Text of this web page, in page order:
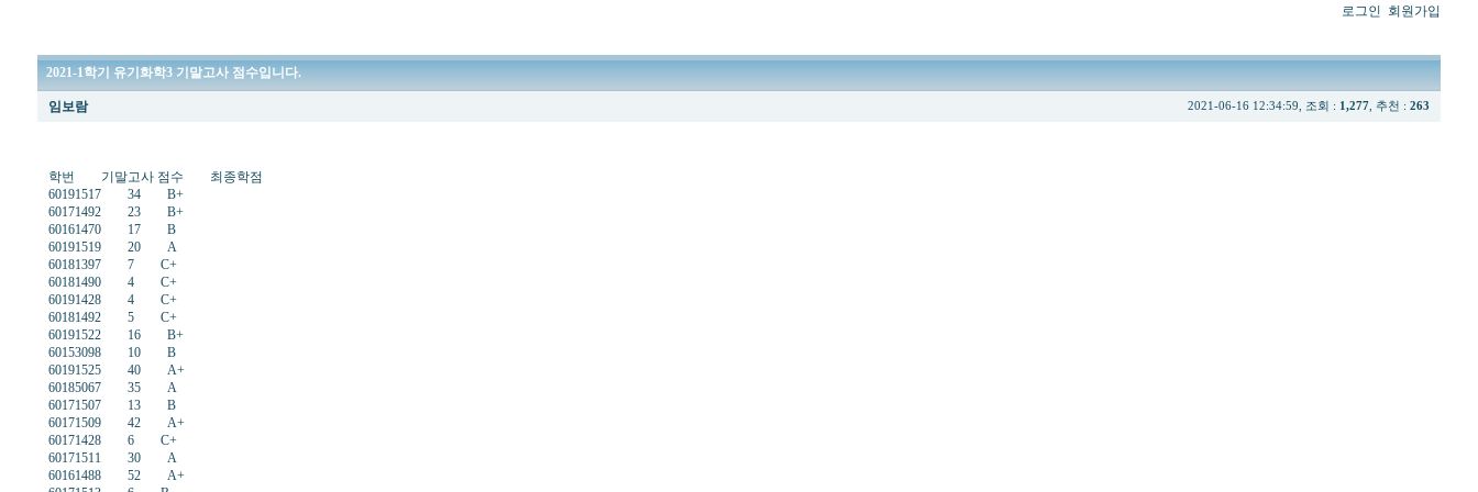
로그인 회원가입
2021-1학기 유기화학3 기말고사 점수입니다.
임보람 2021-06-16 12:34:59, 조회 : 1,277 , 추천 : 263
학번 기말고사 점수 최종학점
60191517 34 B+
60171492 23 B+
60161470 17 B
60191519 20 A
60181397 7 C+
60181490 4 C+
60191428 4 C+
60181492 5 C+
60191522 16 B+
60153098 10 B
60191525 40 A+
60185067 35 A
60171507 13 B
60171509 42 A+
60171428 6 C+
60171511 30 A
60161488 52 A+